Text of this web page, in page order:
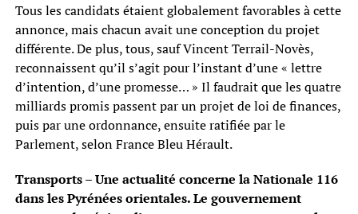
Tous les candidats étaient globalement favorables à cette
annonce, mais chacun avait une conception du projet
différente. De plus, tous, sauf Vincent Terrail-Novès,
reconnaissent qu’il s’agit pour l’instant d’une « lettre
d’intention, d’une promesse… » Il faudrait que les quatre
milliards promis passent par un projet de loi de finances,
puis par une ordonnance, ensuite ratifiée par le
Parlement, selon France Bleu Hérault.
Transports – Une actualité concerne la Nationale 116
dans les Pyrénées orientales. Le gouvernement